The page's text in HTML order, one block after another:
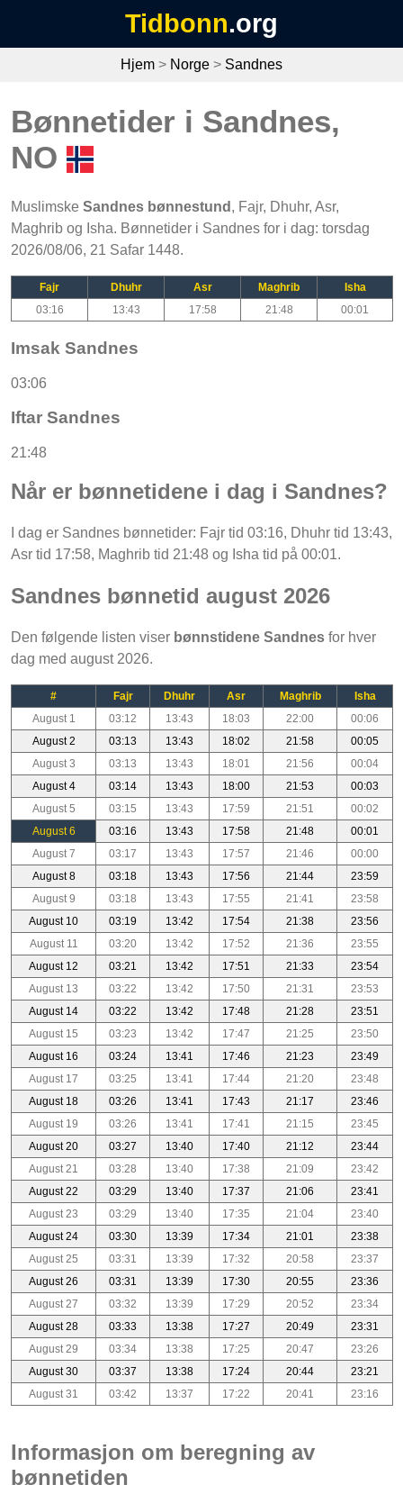
Tidbonn.org
Hjem > Norge > Sandnes
Bønnetider i Sandnes,
NO
Muslimske Sandnes bønnestund , Fajr, Dhuhr, Asr,
Maghrib og Isha. Bønnetider i Sandnes for i dag: torsdag
2026/08/06, 21 Safar 1448.
Fajr Dhuhr Asr Maghrib
Isha
03:16
13:43 17:58 21:48 00:01
Imsak Sandnes
03:06
Iftar Sandnes
21:48
Når er bønnetidene i dag i Sandnes?
I dag er Sandnes bønnetider: Fajr tid 03:16, Dhuhr tid 13:43,
Asr tid 17:58, Maghrib tid 21:48 og Isha tid på 00:01.
Sandnes bønnetid august 2026
Den følgende listen viser bønnstidene Sandnes for hver
dag med august 2026.
# Fajr Dhuhr Asr Maghrib
Isha
August 1
03:12 13:43 18:03 22:00
00:06
August 2
03:13 13:43 18:02 21:58
00:05
August 3
03:13 13:43 18:01 21:56
00:04
August 4
03:14 13:43 18:00 21:53
00:03
August 5
03:15 13:43 17:59 21:51
00:02
August 6
03:16 13:43 17:58 21:48
00:01
August 7
03:17 13:43 17:57 21:46
00:00
August 8
03:18 13:43 17:56 21:44
23:59
August 9
03:18 13:43 17:55 21:41
23:58
August 10
03:19 13:42 17:54 21:38
23:56
August 11
03:20 13:42 17:52 21:36
23:55
August 12
03:21 13:42 17:51 21:33
23:54
August 13
03:22 13:42 17:50 21:31
23:53
August 14
03:22 13:42 17:48 21:28
23:51
August 15
03:23 13:42 17:47 21:25
23:50
August 16
03:24 13:41 17:46 21:23
23:49
August 17
03:25 13:41 17:44 21:20
23:48
August 18
03:26 13:41 17:43 21:17
23:46
August 19
03:26 13:41 17:41 21:15
23:45
August 20
03:27 13:40 17:40 21:12
23:44
August 21
03:28 13:40 17:38 21:09
23:42
August 22
03:29 13:40 17:37 21:06
23:41
August 23
03:29 13:40 17:35 21:04
23:40
August 24
03:30 13:39 17:34 21:01
23:38
August 25
03:31 13:39 17:32 20:58
23:37
August 26
03:31 13:39 17:30 20:55
23:36
August 27
03:32 13:39 17:29 20:52
23:34
August 28
03:33 13:38 17:27 20:49
23:31
August 29
03:34 13:38 17:25 20:47
23:26
August 30
03:37 13:38 17:24 20:44
23:21
August 31
03:42 13:37 17:22 20:41 23:16
Informasjon om beregning av
bønnetiden